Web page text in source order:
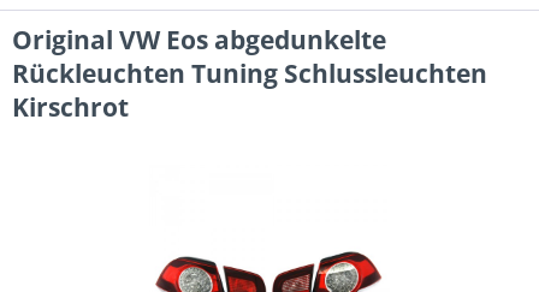
Original VW Eos abgedunkelte
Rückleuchten Tuning Schlussleuchten
Kirschrot